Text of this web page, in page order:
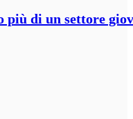
più di un settore